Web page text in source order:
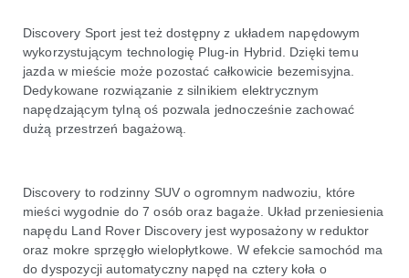
Discovery Sport jest też dostępny z układem napędowym
wykorzystującym technologię Plug-in Hybrid. Dzięki temu
jazda w mieście może pozostać całkowicie bezemisyjna.
Dedykowane rozwiązanie z silnikiem elektrycznym
napędzającym tylną oś pozwala jednocześnie zachować
dużą przestrzeń bagażową.
Discovery to rodzinny SUV o ogromnym nadwoziu, które
mieści wygodnie do 7 osób oraz bagaże. Układ przeniesienia
napędu Land Rover Discovery jest wyposażony w reduktor
oraz mokre sprzęgło wielopłytkowe. W efekcie samochód ma
do dyspozycji automatyczny napęd na cztery koła o